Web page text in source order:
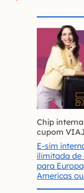
Chip
cupom
E-sim
ilimitada de
para
Americas